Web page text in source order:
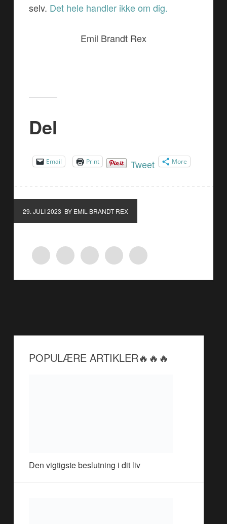
selv. Det hele handler ikke om dig.
Emil Brandt Rex
Del
Email Print Tweet More
29. JULI 2023 BY EMIL BRANDT REX
POPULÆRE ARTIKLER🔥🔥🔥
Den vigtigste beslutning i dit liv